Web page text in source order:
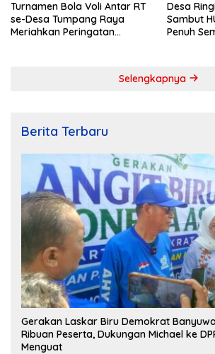
Turnamen Bola Voli Antar RT
se-Desa Tumpang Raya
Meriahkan Peringatan
Desa
Sambut
Penuh
Selengkapnya
Berita Terbaru
Gerakan Laskar Biru Demokrat
Ribuan Peserta, Dukungan Michael ke
Menguat